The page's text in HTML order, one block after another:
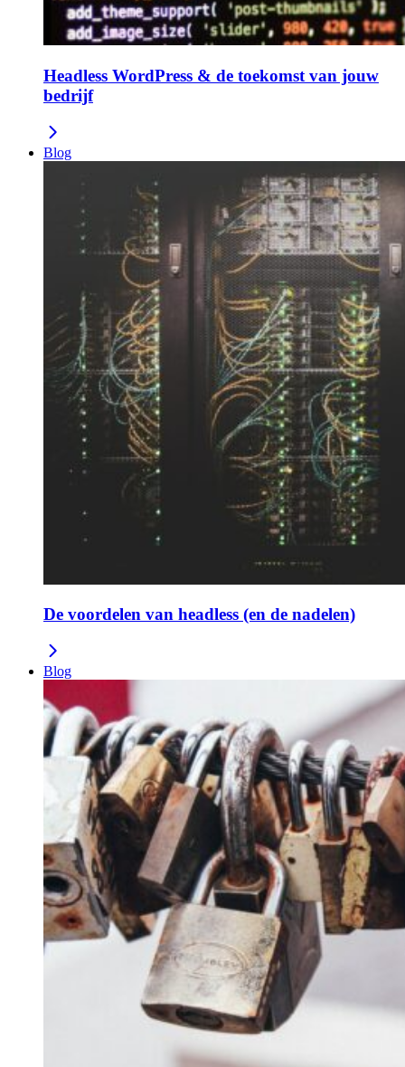
Headless WordPress & de toekomst van jouw
bedrijf
Blog
De voordelen van headless (en de nadelen)
Blog